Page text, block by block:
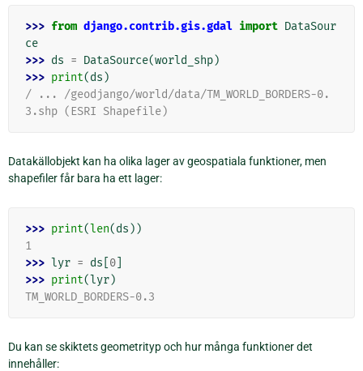
>>> from django.contrib.gis.gdal import DataSour
ce
>>> ds = DataSource(world_shp)
>>> print(ds )
/ ... /geodjango/world/data/TM_WORLD_BORDERS-0.
3.shp (ESRI Shapefile)
Datakällobjekt kan ha olika lager av geospatiala funktioner, men
shapefiler får bara ha ett lager:
>>> print(len(ds ))
1
>>> lyr = ds 0
>>> print(lyr)
TM_WORLD_BORDERS-0.3
Du kan se skiktets geometrityp och hur många funktioner det
innehåller: